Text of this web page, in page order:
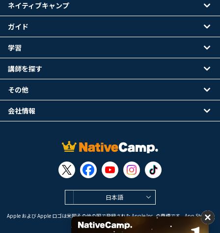
日本語
Apple および Apple ロゴは米国その他の国で登録された Apple Inc. の商標です。App Store は
Apple Inc. のサービスマークです。
ネイティブキャンプ
ガイド
学習
講師を探す
その他
会社情報